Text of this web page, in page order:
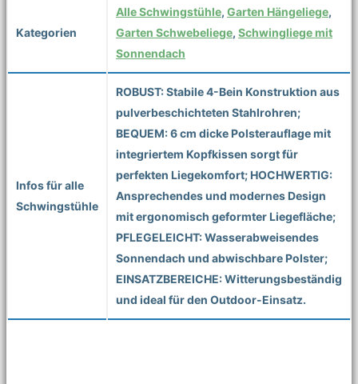
Kategorien
Alle Schwingstühle, Garten Hängeliege,
Garten Schwebeliege, Schwingliege mit
Sonnendach
Infos für alle
Schwingstühle
ROBUST: Stabile 4-Bein Konstruktion aus
pulverbeschichteten Stahlrohren;
BEQUEM: 6 cm dicke Polsterauflage mit
integriertem Kopfkissen sorgt für
perfekten Liegekomfort; HOCHWERTIG:
Ansprechendes und modernes Design
mit ergonomisch geformter Liegefläche;
PFLEGELEICHT: Wasserabweisendes
Sonnendach und abwischbare Polster;
EINSATZBEREICHE: Witterungsbeständig
und ideal für den Outdoor-Einsatz.